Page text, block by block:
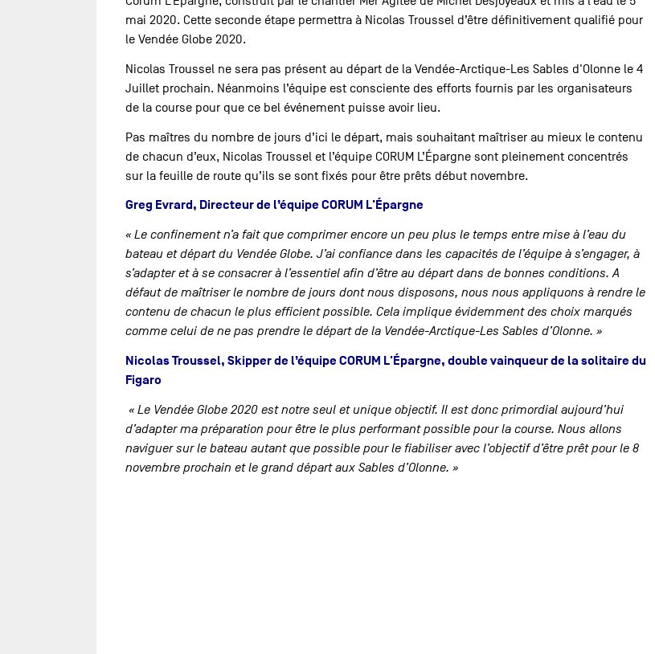
mai 2020. Cette seconde étape permettra à Nicolas Troussel d’être définitivement qualifié pour
le Vendée Globe 2020.
Nicolas Troussel ne sera pas présent au départ de la Vendée-Arctique-Les Sables d'Olonne le 4
Juillet prochain. Néanmoins l’équipe est consciente des efforts fournis par les organisateurs
de la course pour que ce bel événement puisse avoir lieu.
Pas maîtres du nombre de jours d’ici le départ, mais souhaitant maîtriser au mieux le contenu
de chacun d’eux, Nicolas Troussel et l’équipe CORUM L’Épargne sont pleinement concentrés
sur la feuille de route qu’ils se sont fixés pour être prêts début novembre.
Greg Evrard, Directeur de l’équipe CORUM L'Épargne
« Le confinement n’a fait que comprimer encore un peu plus le temps entre mise à l’eau du
bateau et départ du Vendée Globe. J’ai confiance dans les capacités de l’équipe à s’engager, à
s’adapter et à se consacrer à l’essentiel afin d’être au départ dans de bonnes conditions. A
défaut de maîtriser le nombre de jours dont nous disposons, nous nous appliquons à rendre le
contenu de chacun le plus efficient possible. Cela implique évidemment des choix marqués
comme celui de ne pas prendre le départ de la Vendée-Arctique-Les Sables d’Olonne. »
Nicolas Troussel, Skipper de l’équipe CORUM L'Épargne, double vainqueur de la solitaire du
Figaro
« Le Vendée Globe 2020 est notre seul et unique objectif. Il est donc primordial aujourd’hui
d’adapter ma préparation pour être le plus performant possible pour la course. Nous allons
naviguer sur le bateau autant que possible pour le fiabiliser avec l’objectif d’être prêt pour le 8
novembre prochain et le grand départ aux Sables d’Olonne. »